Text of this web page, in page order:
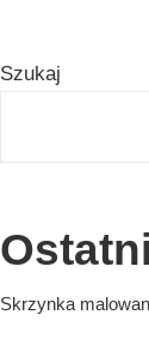
Szukaj
Skrzynka